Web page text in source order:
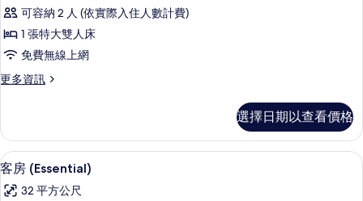
情
張
特
大
雙
床,
無
障
礙
可容納 2 人 (依實際入住人數計費)
1 張特大雙人床
免費無線上網
更多資訊
更
1
張
特
雙
選擇日期以查看價格
顯
示
高級寢具、羽絨被、迷你吧、客房內保
17
客房 (Essential)
32 平方公尺